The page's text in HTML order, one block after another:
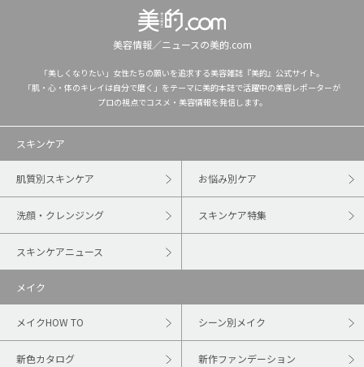
美容情報／ニュースの美的.com
「美しくなりたい」女性たちの願いを追求する美容雑誌『美的』公式サイト。
「肌・心・体のキレイは自分で磨く」をテーマに美的本誌で活躍中の美容レポーターが
プロの視点でコスメ・美容情報を発信します。
スキンケア
肌質別スキンケア お悩み別ケア
洗顔・クレンジング スキンケア特集
スキンケアニュース
メイク
メイクHOW TO シーン別メイク
新色カタログ 新作ファンデーション